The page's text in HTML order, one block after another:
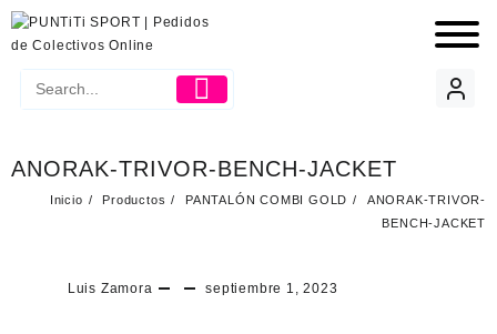
ANORAK-TRIVOR-BENCH-JACKET
Inicio Productos PANTALÓN COMBI GOLD
ANORAK-TRIVOR-
BENCH-JACKET
Luis Zamora septiembre 1, 2023